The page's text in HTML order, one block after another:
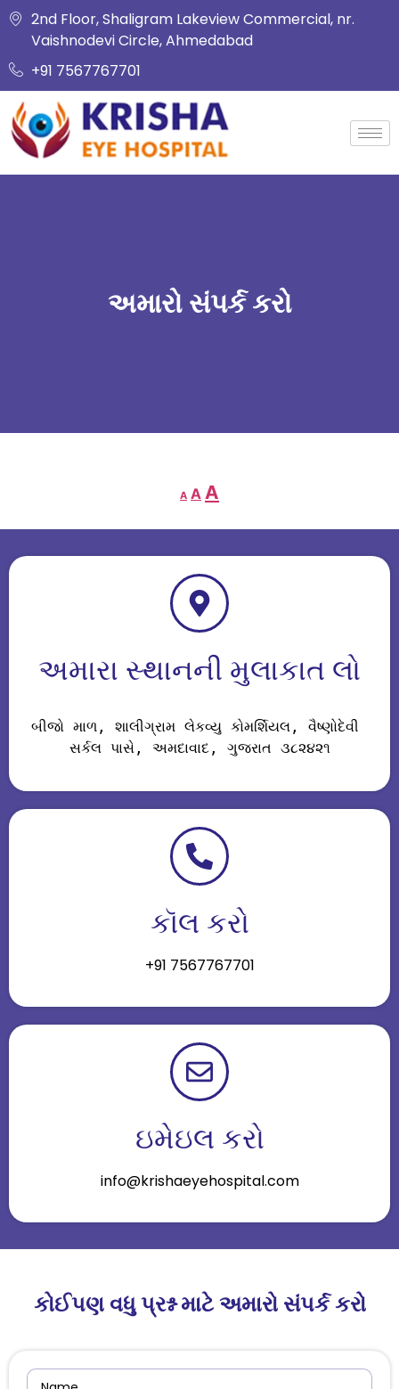
2nd Floor, Shaligram Lakeview Commercial, nr.
Vaishnodevi Circle, Ahmedabad
+91 7567767701
અમારો સંપર્ક કરો
A A A
અમારા સ્થાનની મુલાકાત લો
બીજો માળ, શાલીગ્રામ લેકવ્યુ કોમર્શિયલ, વૈષ્ણોદેવી
સર્કલ પાસે, અમદાવાદ, ગુજરાત ૩૮૨૪૨૧
કૉલ કરો
+91 7567767701
ઇમેઇલ કરો
info@krishaeyehospital.com
કોઈપણ વધુ પ્રશ્ન માટે અમારો સંપર્ક કરો